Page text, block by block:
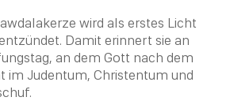
wird als erstes Licht
Damit erinnert sie an
an dem Gott nach dem
im Judentum, Christentum und